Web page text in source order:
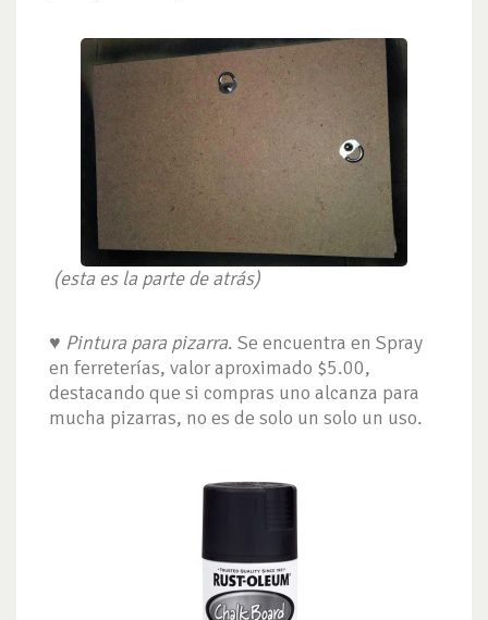
(esta es la parte de atrás)
♥ Pintura para pizarra. Se encuentra en Spray
en ferreterías, valor aproximado $5.00,
destacando que si compras uno alcanza para
mucha pizarras, no es de solo un solo un uso.